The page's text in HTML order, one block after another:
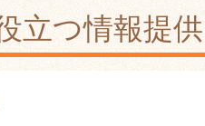
立つ情報提供